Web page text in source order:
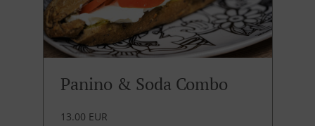
Panino & Soda Combo
13.00 EUR